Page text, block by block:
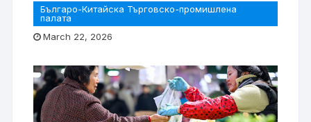
Българо-Китайска Търговско-промишлена
палaта
March 22, 2026